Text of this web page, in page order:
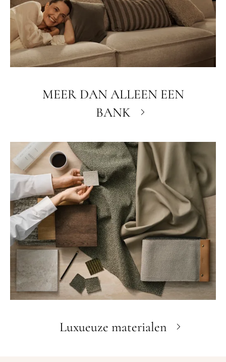
MEER DAN ALLEEN EEN
BANK
Luxueuze materialen